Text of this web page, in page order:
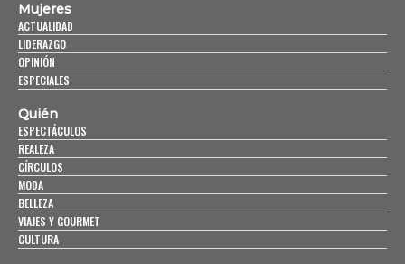
Mujeres
ACTUALIDAD
LIDERAZGO
OPINIÓN
ESPECIALES
Quién
ESPECTÁCULOS
REALEZA
CÍRCULOS
MODA
BELLEZA
VIAJES Y GOURMET
CULTURA